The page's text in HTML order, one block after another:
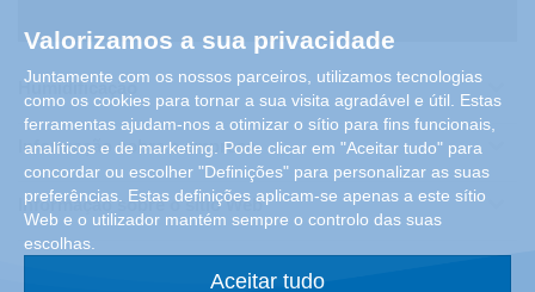
Humidificação
Informação sobre a empresa
Informação sobre o sítio Web
Valorizamos a sua privacidade
Juntamente com os nossos parceiros, utilizamos tecnologias
como os cookies para tornar a sua visita agradável e útil. Estas
ferramentas ajudam-nos a otimizar o sítio para fins funcionais,
analíticos e de marketing. Pode clicar em "Aceitar tudo" para
concordar ou escolher "Definições" para personalizar as suas
preferências. Estas definições aplicam-se apenas a este sítio
Web e o utilizador mantém sempre o controlo das suas
escolhas.
Aceitar tudo